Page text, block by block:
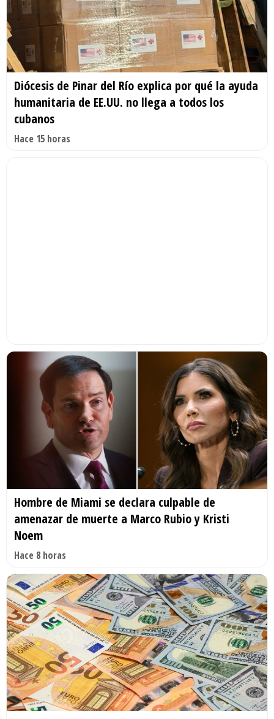
Diócesis de Pinar del Río explica por qué la ayuda
humanitaria de EE.UU. no llega a todos los
cubanos
Hace 15 horas
Hombre de Miami se declara culpable de
amenazar de muerte a Marco Rubio y Kristi
Noem
Hace 8 horas